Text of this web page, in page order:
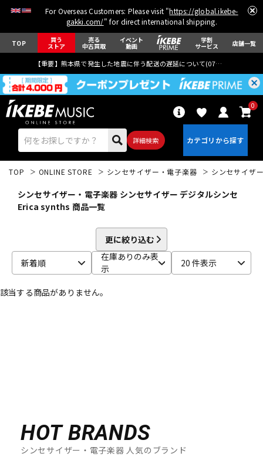
For Overseas Customers: Please visit "https://global.ikebe-
gakki.com/" for direct international shipping.
TOP 買う
ストア
売る
中古買取
イベント
動画
学割
サービス 店舗一覧
【重要】熊本県で発生した地震に伴う配送の遅延について(07月29日
詳細検索
0
アンプ エフェクター
TOP ONLINE STORE シンセサイザー・電子楽器 シンセサイザ
シンセサイザー・電子楽器 シンセサイザー デジタルシンセ
Erica synths 商品一覧
更に絞り込む
新着順
在庫ありのみ表
示
20 件表示
該当する商品がありません。
HOT BRANDS
シンセサイザー・電子楽器 人気のブランド